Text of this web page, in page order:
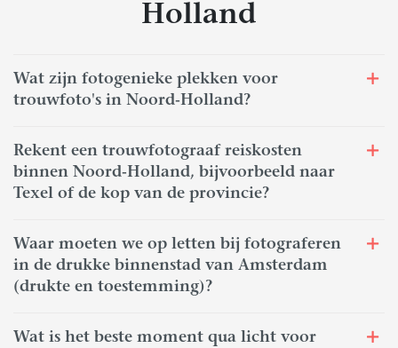
Holland
Wat zijn fotogenieke plekken voor
trouwfoto's in Noord-Holland?
Rekent een trouwfotograaf reiskosten
binnen Noord-Holland, bijvoorbeeld naar
Texel of de kop van de provincie?
Waar moeten we op letten bij fotograferen
in de drukke binnenstad van Amsterdam
(drukte en toestemming)?
Wat is het beste moment qua licht voor